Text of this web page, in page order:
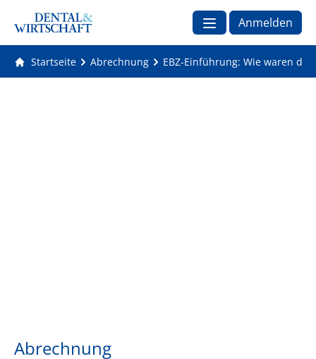
Anmelden
Startseite Abrechnung EBZ-Einführung: Wie waren
Abrechnung